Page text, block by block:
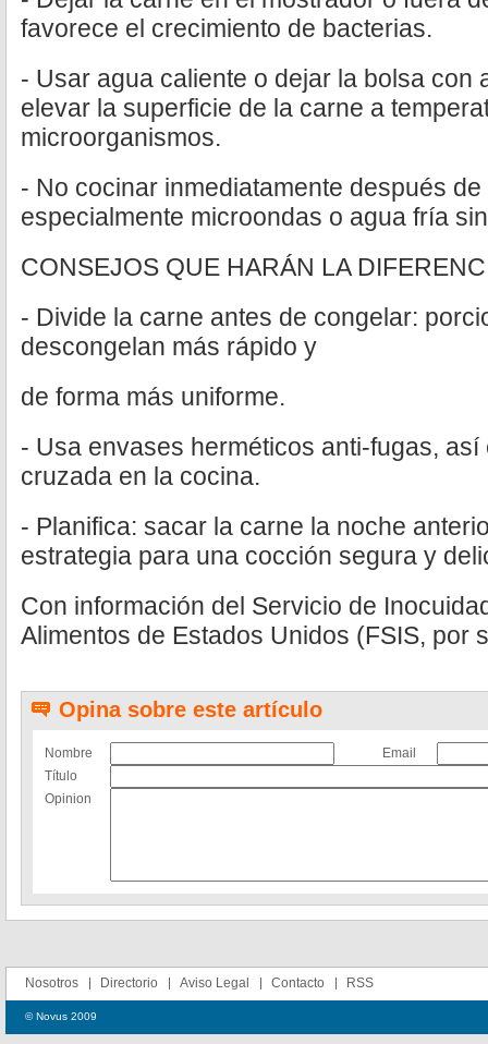
favorece el crecimiento de bacterias.
- Usar agua caliente o dejar la bolsa con
elevar la superficie de la carne a
microorganismos.
- No cocinar inmediatamente después
especialmente microondas o agua fría
CONSEJOS QUE HARÁN LA
- Divide la carne antes de congelar:
descongelan más rápido y
de forma más uniforme.
- Usa envases herméticos anti-fugas,
cruzada en la cocina.
- Planifica: sacar la carne la noche
estrategia para una cocción segura y
Con información del Servicio de
Alimentos de Estados Unidos (FSIS, por
Opina sobre este artículo
Nombre
Email
Título
Opinion
Nosotros Directorio Aviso Legal Contacto RSS
© Novus 2009